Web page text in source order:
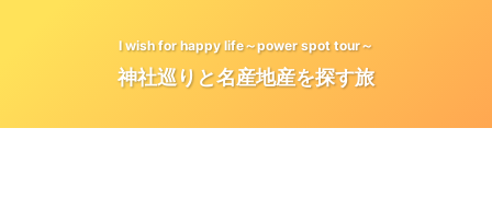
I wish for happy life～power spot tour～
神社巡りと名産地産を探す旅